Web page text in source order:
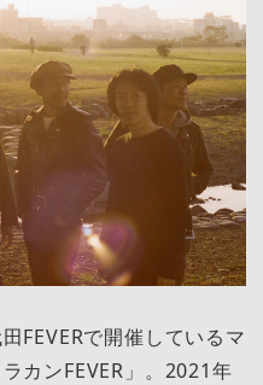
FEVERで開催しているマ
カンFEVER」。2021年